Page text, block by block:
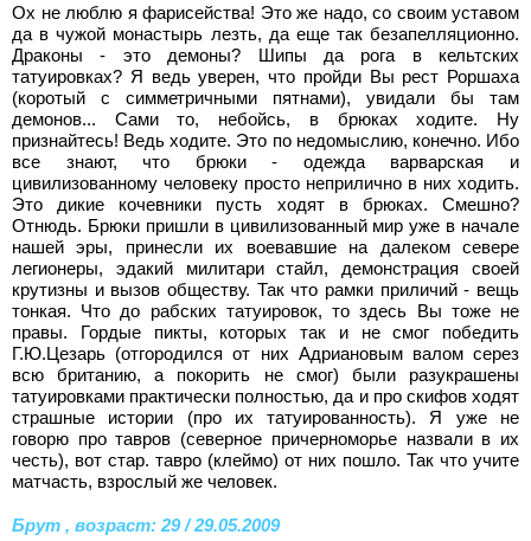
Ох не люблю я фарисейства! Это же надо, со своим уставом
да в чужой монастырь лезть, да еще так безапелляционно.
Драконы - это демоны? Шипы да рога в кельтских
татуировках? Я ведь уверен, что пройди Вы рест Роршаха
(коротый с симметричными пятнами), увидали бы там
демонов... Сами то, небойсь, в брюках ходите. Ну
признайтесь! Ведь ходите. Это по недомыслию, конечно. Ибо
все знают, что брюки - одежда варварская и
цивилизованному человеку просто неприлично в них ходить.
Это дикие кочевники пусть ходят в брюках. Смешно?
Отнюдь. Брюки пришли в цивилизованный мир уже в начале
нашей эры, принесли их воевавшие на далеком севере
легионеры, эдакий милитари стайл, демонстрация своей
крутизны и вызов обществу. Так что рамки приличий - вещь
тонкая. Что до рабских татуировок, то здесь Вы тоже не
правы. Гордые пикты, которых так и не смог победить
Г.Ю.Цезарь (отгородился от них Адриановым валом серез
всю британию, а покорить не смог) были разукрашены
татуировками практически полностью, да и про скифов ходят
страшные истории (про их татуированность). Я уже не
говорю про тавров (северное причерноморье назвали в их
честь), вот стар. тавро (клеймо) от них пошло. Так что учите
матчасть, взрослый же человек.
Брут , возраст: 29 / 29.05.2009